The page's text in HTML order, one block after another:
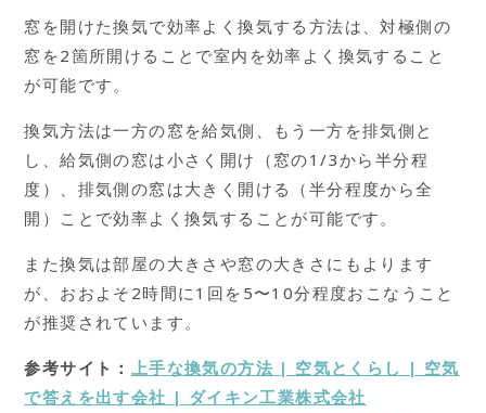
窓を開けた換気で効率よく換気する方法は、対極側の
窓を2箇所開けることで室内を効率よく換気すること
が可能です。
換気方法は一方の窓を給気側、もう一方を排気側と
し、給気側の窓は小さく開け（窓の1/3から半分程
度）、排気側の窓は大きく開ける（半分程度から全
開）ことで効率よく換気することが可能です。
また換気は部屋の大きさや窓の大きさにもよります
が、おおよそ2時間に1回を5〜10分程度おこなうこと
が推奨されています。
参考サイト：
上手な換気の方法 | 空気とくらし | 空気
で答えを出す会社 | ダイキン工業株式会社